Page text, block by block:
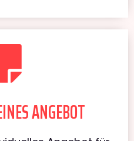
ANGEBOT